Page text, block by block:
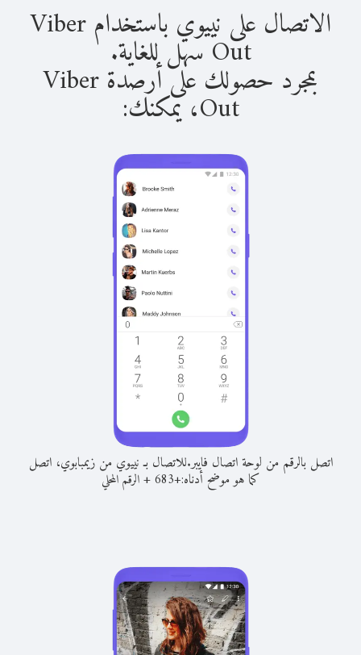
الاتصال على نييوي باستخدام Viber
Out سهل للغاية.
بمجرد حصولك على أرصدة Viber
Out، يمكنك:
اتصل بالرقم من لوحة اتصال فايبر.للاتصال بـ نييوي من زيمبابوي، اتصل
كما هو موضح أدناه:+
683
+الرقم المحلي